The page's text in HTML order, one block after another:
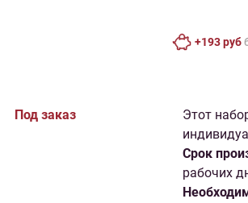
+193 руб
Под заказ
Этот
Cрок
рабочих